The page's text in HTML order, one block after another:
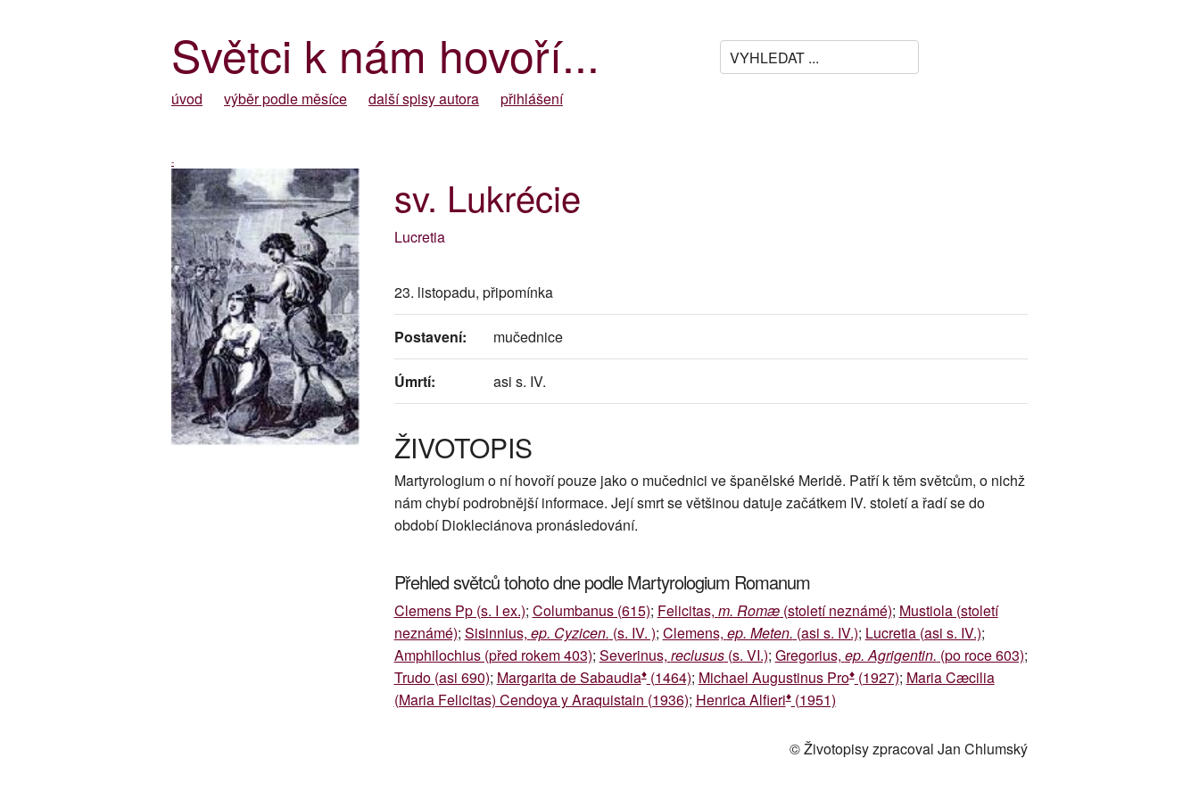
Světci k nám hovoří...
úvod výběr podle měsíce další spisy autora přihlášení
-
sv. Lukrécie
Lucretia
23. listopadu, připomínka
Postavení: mučednice
Úmrtí: asi s. IV.
ŽIVOTOPIS
Martyrologium o ní hovoří pouze jako o mučednici ve španělské Meridě. Patří k těm světcům, o nichž
nám chybí podrobnější informace. Její smrt se většinou datuje začátkem IV. století a řadí se do
období Diokleciánova pronásledování.
Přehled světců tohoto dne podle Martyrologium Romanum
Clemens Pp (s. I ex.); Columbanus (615); Felicitas, m. Romæ(století neznámé); Mustiola (století
neznámé); Sisinnius, ep. Cyzicen. (s. IV. ); Clemens, ep. Meten. (asi s. IV.); Lucretia (asi s. IV.);
Amphilochius (před rokem 403); Severinus, reclusus(s. VI.); Gregorius, ep. Agrigentin. (po roce 603);
Trudo (asi 690); Margarita de Sabaudia♦(1464); Michael Augustinus Pro♦(1927); Maria Cæcilia
(Maria Felicitas) Cendoya y Araquistain (1936); Henrica Alfieri♦(1951)
© Životopisy zpracoval Jan Chlumský